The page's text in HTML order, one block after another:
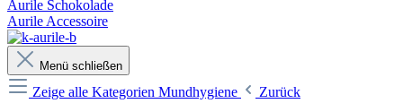
Aurile Schokolade
Aurile Accessoire
Menü schließen
Zeige alle Kategorien Mundhygiene
Zurück